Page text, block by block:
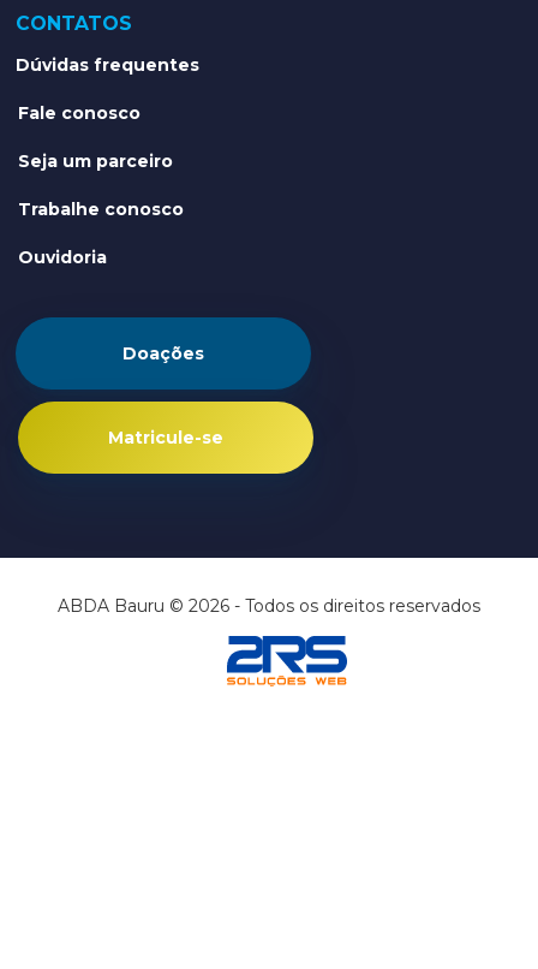
CONTATOS
Dúvidas frequentes
Fale conosco
Seja um parceiro
Trabalhe conosco
Ouvidoria
Doações
Matricule-se
ABDA Bauru © 2026 - Todos os direitos reservados